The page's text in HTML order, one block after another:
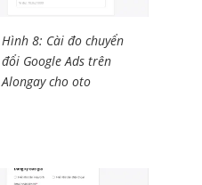
Hình 8: Cài đo chuyển
đổi Google Ads trên
Alongay cho oto